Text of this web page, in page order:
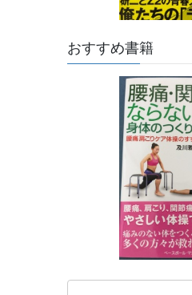
おすすめ書籍